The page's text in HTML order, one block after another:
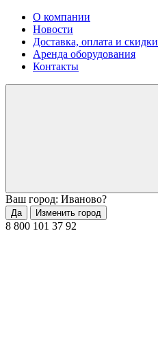
О компании
Новости
Доставка, оплата и скидки
Аренда оборудования
Контакты
Ваш город: Иваново?
Да Изменить город
8 800 101 37 92